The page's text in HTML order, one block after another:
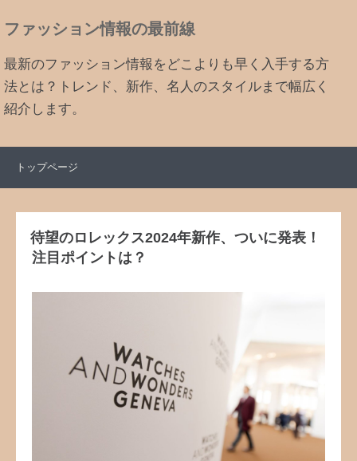
ファッション情報の最前線
最新のファッション情報をどこよりも早く入手する方
法とは？トレンド、新作、名人のスタイルまで幅広く
紹介します。
トップページ
待望のロレックス2024年新作、ついに発表！
注目ポイントは？